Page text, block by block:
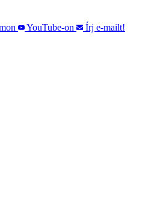
YouTube-on
Írj e-mailt!